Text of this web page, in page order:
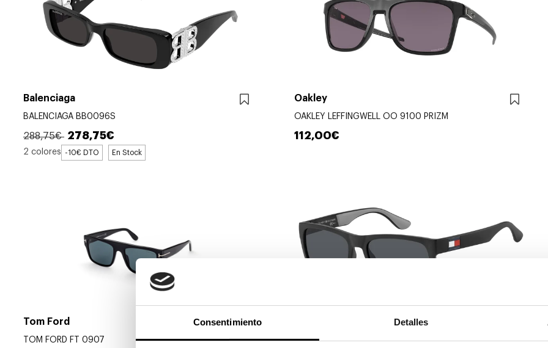
Consentimiento Detalles
Balenciaga
BALENCIAGA BB0096S
288,75€ 278,75€
2 colores -10€ DTO En Stock
Oakley
OAKLEY LEFFINGWELL OO 9100 PRIZM
112,00€
Tom Ford
TOM FORD FT 0907 TOMMY HILFIGER TH 1556